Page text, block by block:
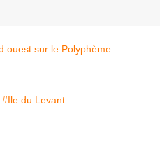
#Ile du Levant